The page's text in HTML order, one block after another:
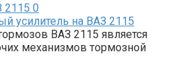
2115 0
усилитель на ВАЗ 2115
ВАЗ 2115 является
механизмов тормозной